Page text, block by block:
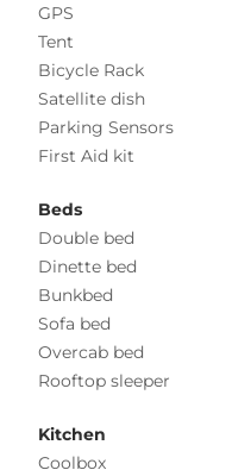
GPS
Tent
Bicycle Rack
Satellite dish
Parking Sensors
First Aid kit
Beds
Double bed
Dinette bed
Bunkbed
Sofa bed
Overcab bed
Rooftop sleeper
Kitchen
Coolbox